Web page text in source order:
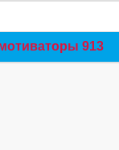
913